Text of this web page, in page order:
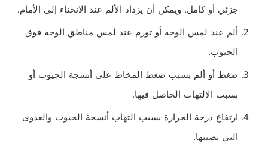
جزئي أو كامل. ويمكن أن يزداد الألم عند الانحناء إلى الأمام.
ألم عند لمس الوجه أو تورم عند لمس مناطق الوجه فوق
الجيوب.
ضغط أو ألم بسبب ضغط المخاط على أنسجة الجيوب أو
بسبب الالتهاب الحاصل فيها.
ارتفاع درجة الحرارة بسبب التهاب أنسجة الجيوب والعدوى
التي تصيبها.